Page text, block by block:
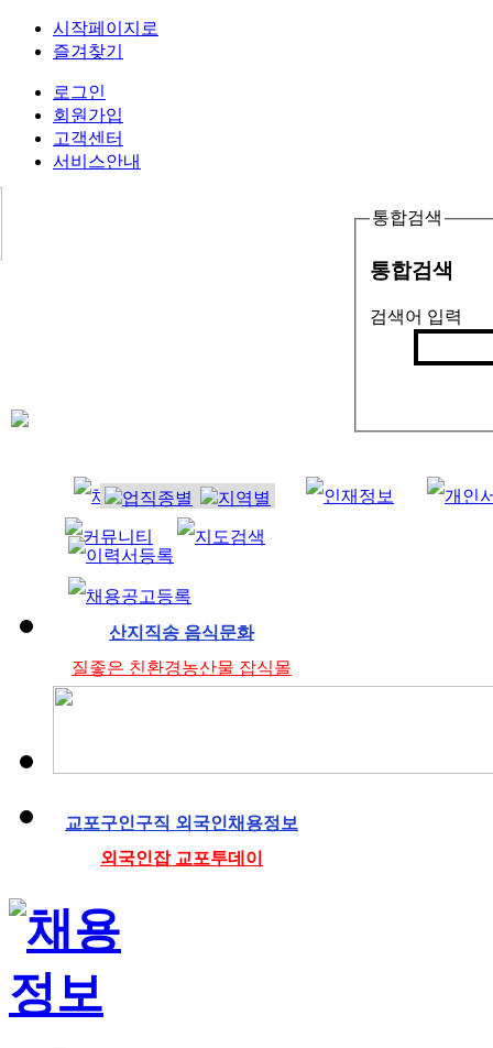
시작페이지로
즐겨찾기
로그인
회원가입
고객센터
서비스안내
통합검색
통합검색
검색어 입력
산지직송 음식문화
질좋은 친환경농산물 잡식몰
교포구인구직 외국인채용정보
외국인잡 교포투데이